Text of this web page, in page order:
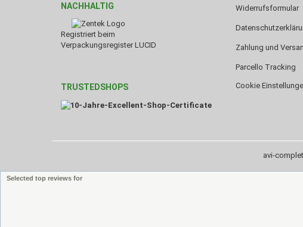
NACHHALTIG
Registriert beim
Verpackungsregister LUCID
TRUSTEDSHOPS
Widerrufsformular
Zahlung und
Parcello Tracking
Cookie
avi-
Selected top reviews for